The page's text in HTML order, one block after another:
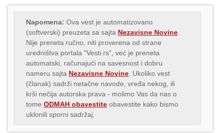
Napomena: Ova vest je automatizovano
(softverski) preuzeta sa sajta Nezavisne Novine
Nije preneta ručno, niti proverena od strane
uredništva portala "Vesti.rs", već je preneta
automatski, računajući na savesnost i dobru
nameru sajta Nezavisne Novine . Ukoliko vest
(članak) sadrži netačne navode, vređa nekog, ili
krši nečija autorska prava - molimo Vas da nas o
tome ODMAH obavestite obavestite kako bismo
uklonili sporni sadržaj.